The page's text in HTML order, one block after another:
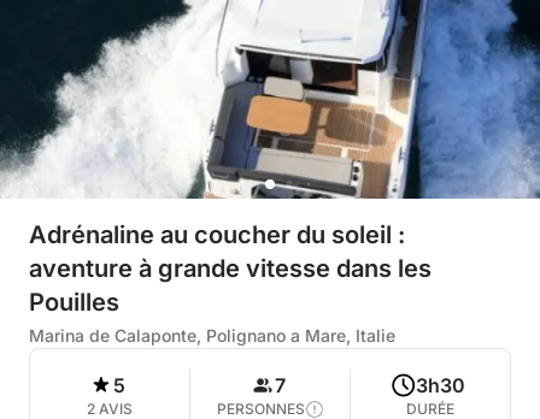
Adrénaline au coucher du soleil :
aventure à grande vitesse dans les
Pouilles
Marina de Calaponte, Polignano a Mare, Italie
5
2 AVIS
7
PERSONNES
3h30
DURÉE